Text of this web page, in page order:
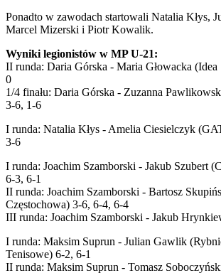
Ponadto w zawodach startowali Natalia Kłys,
Marcel Mizerski i Piotr Kowalik.
Wyniki legionistów w MP U-21:
II runda: Daria Górska - Maria Głowacka
0
1/4 finału: Daria Górska - Zuzanna
3-6, 1-6
I runda: Natalia Kłys - Amelia Ciesielczyk
3-6
I runda: Joachim Szamborski - Jakub Szubert
6-3, 6-1
II runda: Joachim Szamborski - Bartosz
Częstochowa) 3-6, 6-4, 6-4
III runda: Joachim Szamborski - Jakub
I runda: Maksim Suprun - Julian Gawlik
Tenisowe) 6-2, 6-1
II runda: Maksim Suprun - Tomasz